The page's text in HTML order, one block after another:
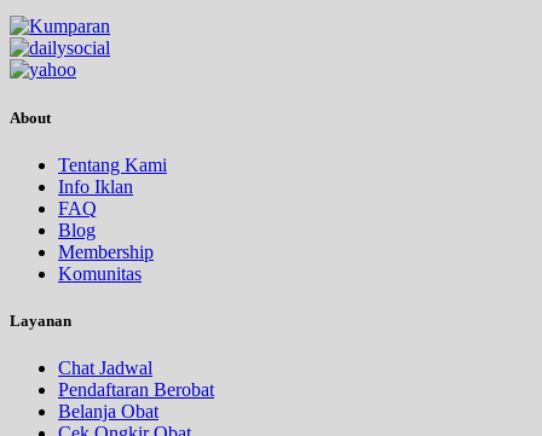
About
Tentang Kami
Info Iklan
FAQ
Blog
Membership
Komunitas
Layanan
Chat Jadwal
Pendaftaran Berobat
Belanja Obat